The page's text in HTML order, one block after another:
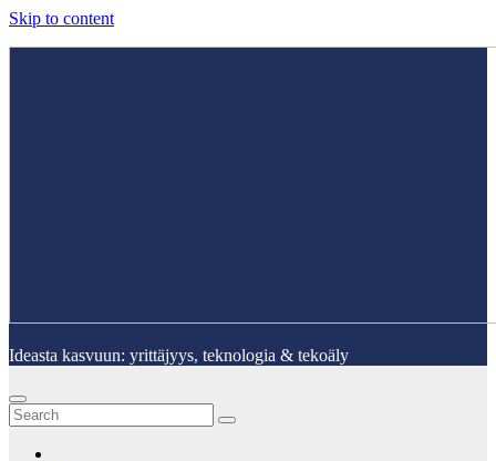
Skip to content
Ideasta kasvuun: yrittäjyys, teknologia & tekoäly